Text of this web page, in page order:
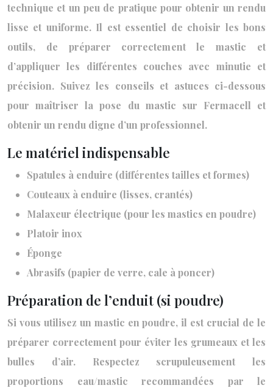
technique et un peu de pratique pour obtenir un rendu
lisse et uniforme. Il est essentiel de choisir les bons
outils, de préparer correctement le mastic et
d’appliquer les différentes couches avec minutie et
précision. Suivez les conseils et astuces ci-dessous
pour maîtriser la pose du mastic sur Fermacell et
obtenir un rendu digne d’un professionnel.
Le matériel indispensable
Spatules à enduire (différentes tailles et formes)
Couteaux à enduire (lisses, crantés)
Malaxeur électrique (pour les mastics en poudre)
Platoir inox
Éponge
Abrasifs (papier de verre, cale à poncer)
Préparation de l’enduit (si poudre)
Si vous utilisez un mastic en poudre, il est crucial de le
préparer correctement pour éviter les grumeaux et les
bulles d’air. Respectez scrupuleusement les
proportions eau/mastic recommandées par le